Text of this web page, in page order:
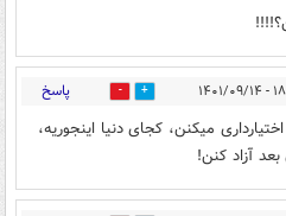
۱۴ 6 پاسخ
میلیون دارن اختیارداری میکنن، کجای دنیا اینجوریه،
آزاد کنن!